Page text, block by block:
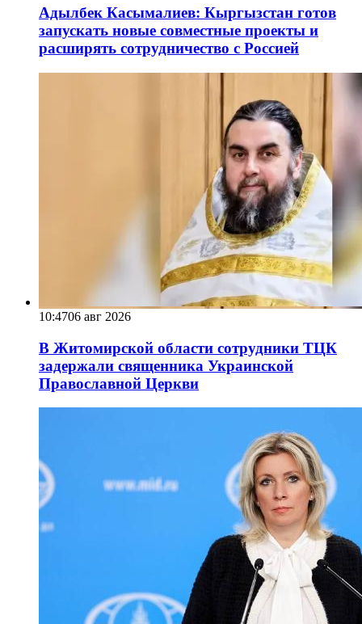
Адылбек Касымалиев: Кыргызстан готов
запускать новые совместные проекты и
расширять сотрудничество с Россией
10:4706 авг 2026
В Житомирской области сотрудники ТЦК
задержали священника Украинской
Православной Церкви